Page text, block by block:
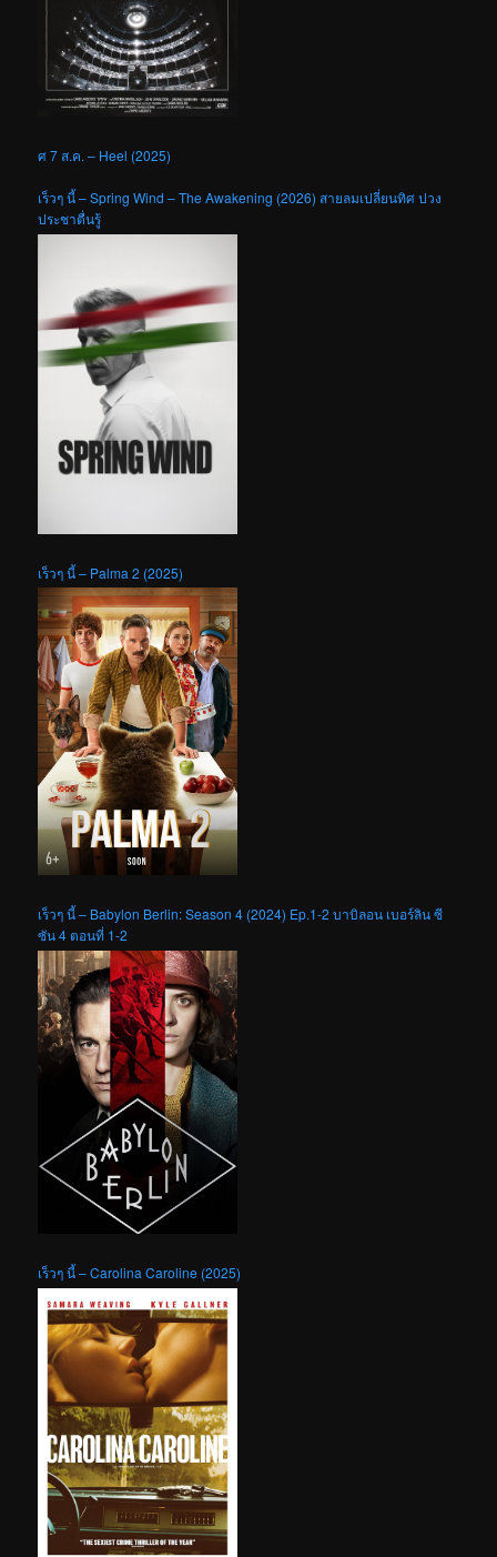
ศ 7 ส.ค. – Heel (2025)
เร็วๆ นี้ – Spring Wind – The Awakening (2026) สายลมเปลี่ยนทิศ ปวง
ประชาตื่นรู้
เร็วๆ นี้ – Palma 2 (2025)
เร็วๆ นี้ – Babylon Berlin: Season 4 (2024) Ep.1-2 บาบิลอน เบอร์ลิน ซี
ซัน 4 ตอนที่ 1-2
เร็วๆ นี้ – Carolina Caroline (2025)